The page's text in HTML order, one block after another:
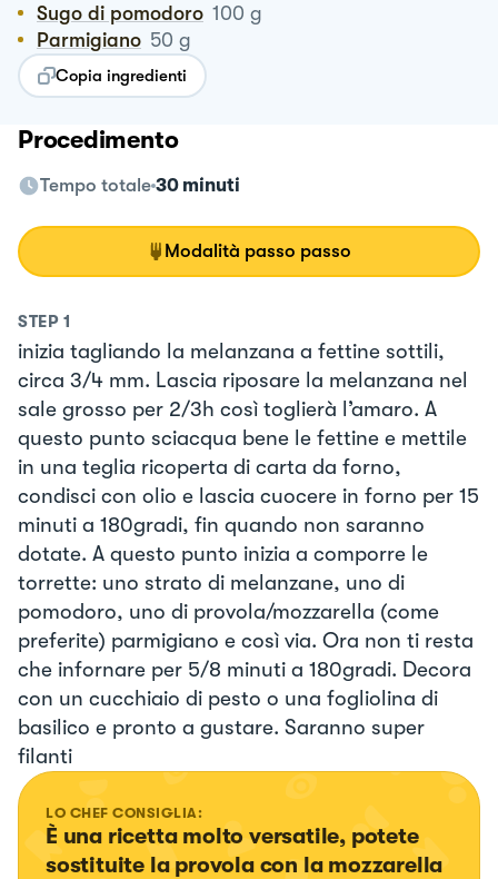
Sugo di pomodoro 100 g
Parmigiano 50 g
Copia ingredienti
Procedimento
Tempo totale 30 minuti
Modalità passo passo
STEP 1
inizia tagliando la melanzana a fettine sottili,
circa 3/4 mm. Lascia riposare la melanzana nel
sale grosso per 2/3h così toglierà l’amaro. A
questo punto sciacqua bene le fettine e mettile
in una teglia ricoperta di carta da forno,
condisci con olio e lascia cuocere in forno per 15
minuti a 180gradi, fin quando non saranno
dotate. A questo punto inizia a comporre le
torrette: uno strato di melanzane, uno di
pomodoro, uno di provola/mozzarella (come
preferite) parmigiano e così via. Ora non ti resta
che infornare per 5/8 minuti a 180gradi. Decora
con un cucchiaio di pesto o una fogliolina di
basilico e pronto a gustare. Saranno super
filanti
LO CHEF CONSIGLIA:
È una ricetta molto versatile, potete
sostituite la provola con la mozzarella